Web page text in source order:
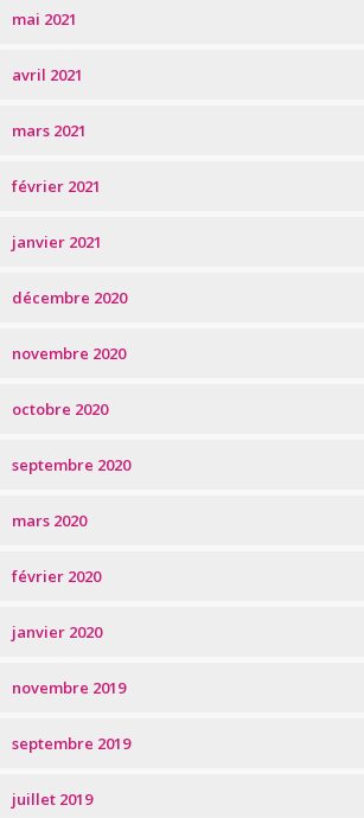
mai 2021
avril 2021
mars 2021
février 2021
janvier 2021
décembre 2020
novembre 2020
octobre 2020
septembre 2020
mars 2020
février 2020
janvier 2020
novembre 2019
septembre 2019
juillet 2019